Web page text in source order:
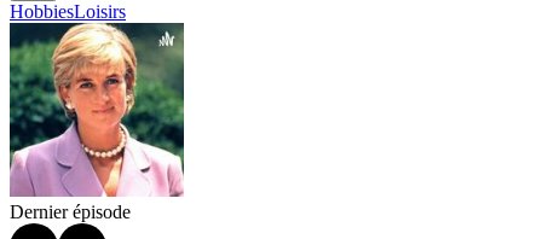
HobbiesLoisirs
Dernier épisode